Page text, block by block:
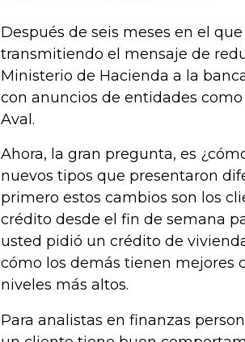
Después de seis meses en el
transmitiendo el mensaje de
Ministerio de Hacienda a la
con anuncios de entidades
Aval.
Ahora, la gran pregunta, es
nuevos tipos que presentaron
primero estos cambios son los
crédito desde el fin de semana
usted pidió un crédito de
cómo los demás tienen mejores
niveles más altos.
Para analistas en finanzas